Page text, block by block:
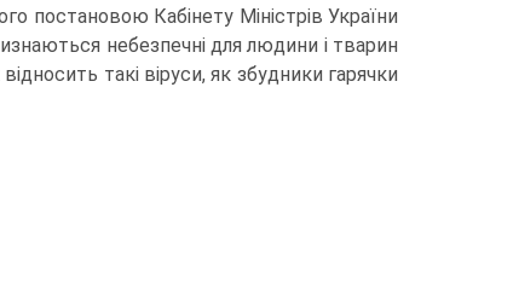
постановою Кабінету Міністрів України
небезпечні для людини і тварин
такі віруси, як збудники гарячки